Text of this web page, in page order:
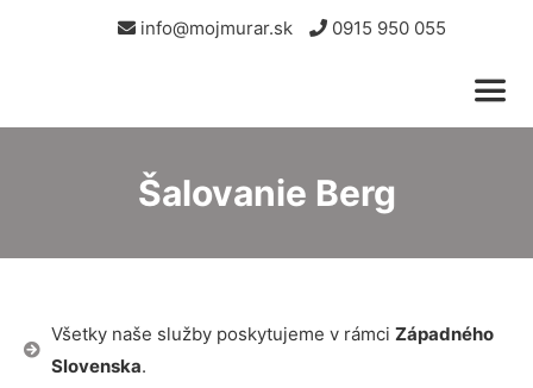
info@mojmurar.sk 0915 950 055
Šalovanie Berg
Všetky naše služby poskytujeme v rámci Západného
Slovenska.